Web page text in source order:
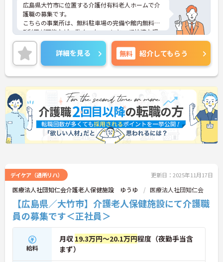
広島県大竹市に位置する介護付有料老人ホームで介
護職の募集です。
こちらの事業所は、無料駐車場の完備や館内無料Wi
Fi利用が可能など、働くスタッフにとって快適な環
境が整っています。また、夜勤ができる方は優遇さ
れるため、しっかりと収入を確保したい方にもおす
すめです。
さらに、資格手当や職務手当があり、介護福祉士や
主任・副主任など役職に応じて待遇面の向上も見込
めます。資格取得支援制度もあり、スキルアップを
目指す方にも最適な環境が整っています。育児休業
取得実績もあり、ライフステージが変化しても安心
して働ける点も魅力です。
ご興味のある方には、面接対策ポイントなどさらに
詳細をお話いたしますので、お気軽にご相談くださ
い。
詳細を見る 無料 紹介してもらう
デイケア（通所リハ） 更新日：2025年11月17日
医療法人社団知仁会介護老人保健施設 ゆうゆ 医療法人社団知仁会
【広島県／大竹市】介護老人保健施設にて介護職
員の募集です＜正社員＞
給料
月収 19.3万円～20.1万円程度（夜勤手当含
まず）